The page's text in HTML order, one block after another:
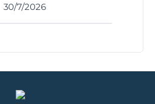
30/7/2026